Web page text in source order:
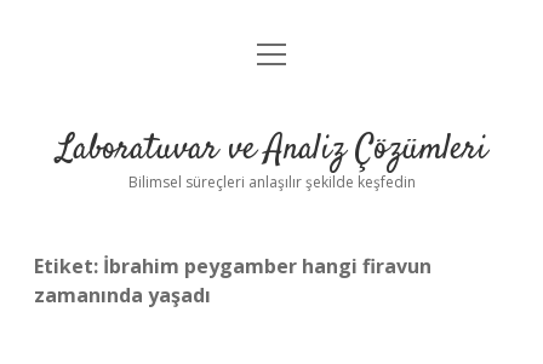
Anasayfa
Yasal Uyarı
menüyü
Laboratuvar ve Analiz Çözümleri
Bilimsel süreçleri anlaşılır şekilde keşfedin
Etiket: İbrahim peygamber hangi firavun
zamanında yaşadı